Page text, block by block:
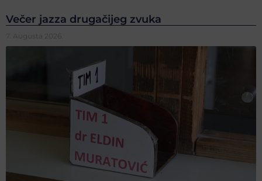
Večer jazza drugačijeg zvuka
7. Augusta 2026.